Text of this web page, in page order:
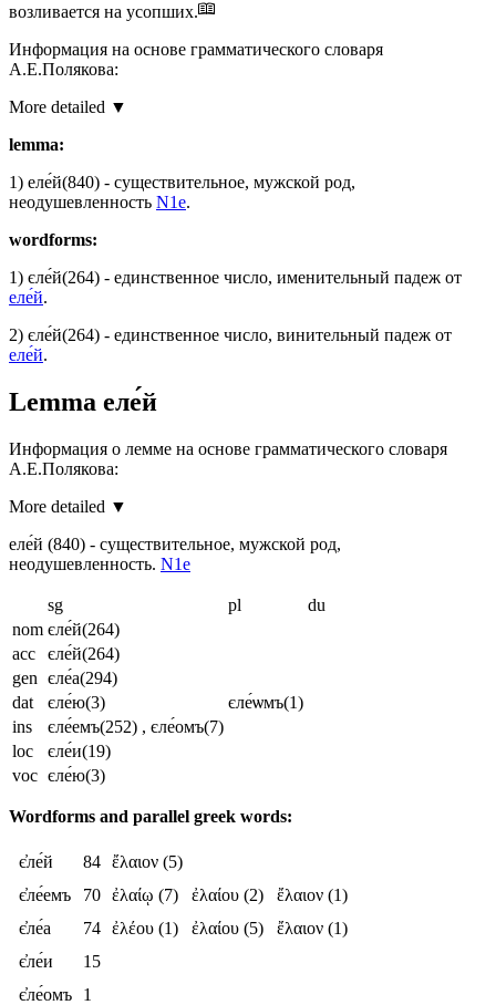
возливается на усопших.
Информация на основе грамматического словаря
А.Е.Полякова:
More detailed ▼
lemma:
1) еле́й(840) - существительное, мужской род,
неодушевленность N1e.
wordforms:
1) єле́й(264) - единственное число, именительный падеж от
еле́й.
2) єле́й(264) - единственное число, винительный падеж от
еле́й.
Lemma еле́й
Информация о лемме на основе грамматического словаря
А.Е.Полякова:
More detailed ▼
еле́й (840) - существительное, мужской род,
неодушевленность. N1e
sg pl
du
nom єле́й(264)
acc
єле́й(264)
gen єле́а(294)
dat
єле́ю(3) єле́ѡмъ(1)
ins
єле́емъ(252) , єле́омъ(7)
loc
єле́и(19)
voc єле́ю(3)
Wordforms and parallel greek words:
є҆ле́й 84 ἔλαιον (5)
є҆ле́емъ
70 ἐλαίῳ (7) ἐλαίου (2) ἔλαιον (1)
є҆ле́а
74 ἐλέου (1) ἐλαίου (5) ἔλαιον (1)
є҆ле́и
15
є҆ле́омъ
1